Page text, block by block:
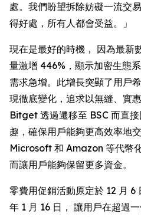
處。我們盼望拆除妨礙一流交
得好處，所有人都會受益。」
現在是最好的時機， 因為最新
量激增 446%，顯示加密生態
需求急增。此增長突顯了用戶
現徹底變化，追求以無縫、實
Bitget 透過遷移至 BSC 而直
趣，確保用戶能夠更高效率地
Microsoft 和 Amazon 等代幣
而讓用戶能夠保留更多資金。
零費用促銷活動原定於 12 月 6
年 1 月 16 日， 讓用戶在超過